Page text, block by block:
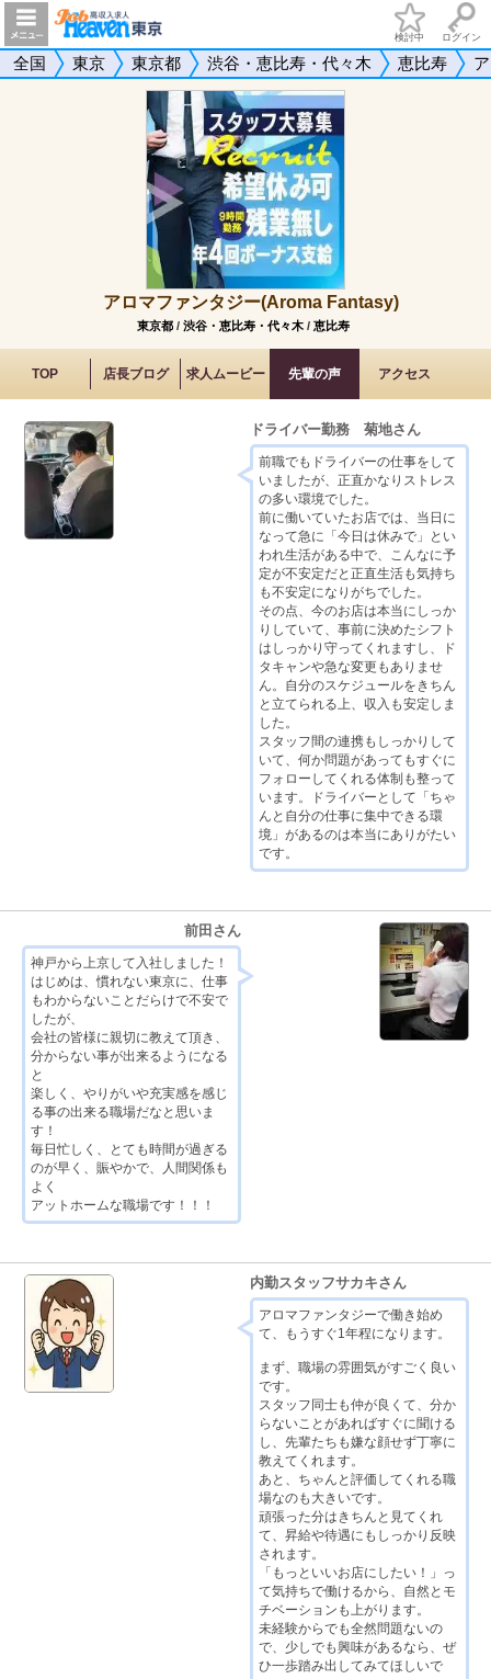
検討中 ログイン
全国 東京 東京都 渋谷・恵比寿・代々木 恵比寿
アロマファンタジー(Aroma Fantasy)
東京都/ 渋谷・恵比寿・代々木/ 恵比寿
TOP 店長ブログ 求人ムービー 先輩の声 アクセス
ドライバー勤務 菊地さん
前職でもドライバーの仕事をして
いましたが、正直かなりストレス
の多い環境でした。
前に働いていたお店では、当日に
なって急に「今日は休みで」とい
われ生活がある中で、こんなに予
定が不安定だと正直生活も気持ち
も不安定になりがちでした。
その点、今のお店は本当にしっか
りしていて、事前に決めたシフト
はしっかり守ってくれますし、ド
タキャンや急な変更もありませ
ん。自分のスケジュールをきちん
と立てられる上、収入も安定しま
した。
スタッフ間の連携もしっかりして
いて、何か問題があってもすぐに
フォローしてくれる体制も整って
います。ドライバーとして「ちゃ
んと自分の仕事に集中できる環
境」があるのは本当にありがたい
です。
前田さん
神戸から上京して入社しました！
はじめは、慣れない東京に、仕事
もわからないことだらけで不安で
したが、
会社の皆様に親切に教えて頂き、
分からない事が出来るようになる
と
楽しく、やりがいや充実感を感じ
る事の出来る職場だなと思いま
す！
毎日忙しく、とても時間が過ぎる
のが早く、賑やかで、人間関係も
よく
アットホームな職場です！！！
内勤スタッフサカキさん
アロマファンタジーで働き始め
て、もうすぐ1年程になります。
まず、職場の雰囲気がすごく良い
です。
スタッフ同士も仲が良くて、分か
らないことがあればすぐに聞ける
し、先輩たちも嫌な顔せず丁寧に
教えてくれます。
あと、ちゃんと評価してくれる職
場なのも大きいです。
頑張った分はきちんと見てくれ
て、昇給や待遇にもしっかり反映
されます。
「もっといいお店にしたい！」っ
て気持ちで働けるから、自然とモ
チベーションも上がります。
未経験からでも全然問題ないの
で、少しでも興味があるなら、ぜ
ひ一歩踏み出してみてほしいで